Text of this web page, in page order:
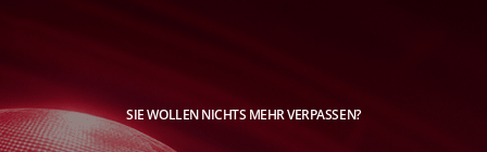
SIE WOLLEN NICHTS MEHR VERPASSEN?